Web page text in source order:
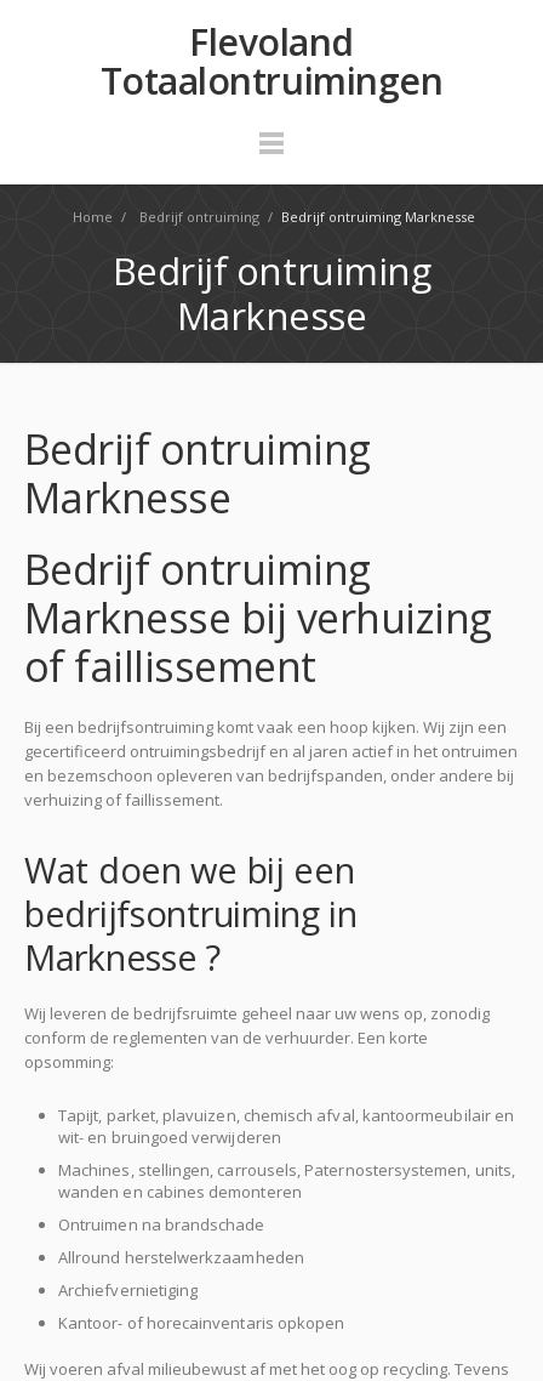
Flevoland
Totaalontruimingen
Home / Bedrijf ontruiming / Bedrijf ontruiming Marknesse
Bedrijf ontruiming
Marknesse
Bedrijf ontruiming
Marknesse
Bedrijf ontruiming
Marknesse bij verhuizing
of faillissement
Bij een bedrijfsontruiming komt vaak een hoop kijken. Wij zijn een
gecertificeerd ontruimingsbedrijf en al jaren actief in het ontruimen
en bezemschoon opleveren van bedrijfspanden, onder andere bij
verhuizing of faillissement.
Wat doen we bij een
bedrijfsontruiming in
Marknesse ?
Wij leveren de bedrijfsruimte geheel naar uw wens op, zonodig
conform de reglementen van de verhuurder. Een korte
opsomming:
Tapijt, parket, plavuizen, chemisch afval, kantoormeubilair en
wit- en bruingoed verwijderen
Machines, stellingen, carrousels, Paternostersystemen, units,
wanden en cabines demonteren
Ontruimen na brandschade
Allround herstelwerkzaamheden
Archiefvernietiging
Kantoor- of horecainventaris opkopen
Wij voeren afval milieubewust af met het oog op recycling. Tevens